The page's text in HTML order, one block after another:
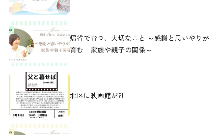
帰省で育つ、大切なこと ～感謝と思いやりが
育む 家族や親子の関係～
北区に映画館が?!